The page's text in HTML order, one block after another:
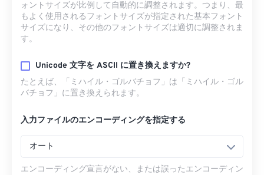
ォントサイズが比例して自動的に調整されます。つまり、最
もよく使用されるフォントサイズが指定された基本フォント
サイズになり、その他のフォントサイズは適切に調整されま
す。
Unicode 文字を ASCII に置き換えますか?
たとえば、「ミハイル・ゴルバチョフ」は「ミハイル・ゴル
バチョフ」に置き換えられます。
入力ファイルのエンコーディングを指定する
オート
エンコーディング宣言がない、または誤ったエンコーディン